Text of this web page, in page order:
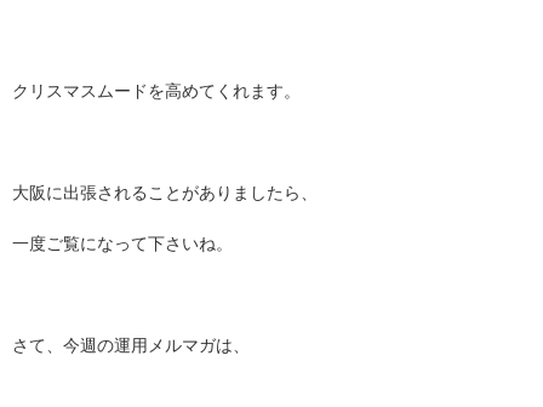
クリスマスムードを高めてくれます。
大阪に出張されることがありましたら、
一度ご覧になって下さいね。
さて、今週の運用メルマガは、